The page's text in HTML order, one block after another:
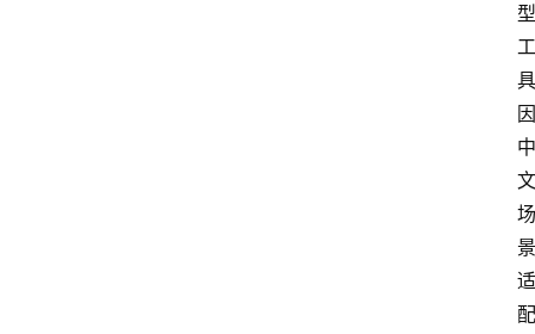
型
工
具
因
中
文
场
景
适
配